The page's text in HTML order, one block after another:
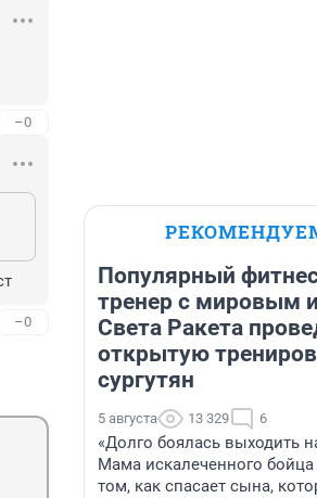
–0
–0
Популярный
тренер с мировым
Света Ракета
открытую
сургутян
5 августа 13 329 6
«Долго боялась выходить
Мама искалеченного
том, как спасает сына,